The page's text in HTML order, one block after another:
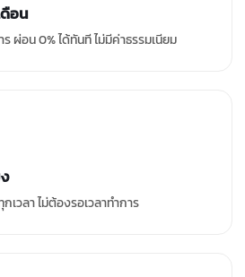
อน
ผ่อน 0% ได้ทันที ไม่มีค่าธรรมเนียม
เวลา ไม่ต้องรอเวลาทำการ